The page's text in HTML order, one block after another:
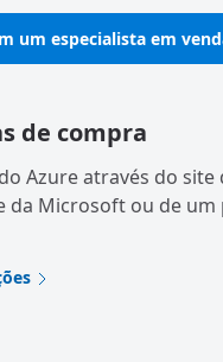
um especialista em
de compra
Azure através do site
da Microsoft ou de um